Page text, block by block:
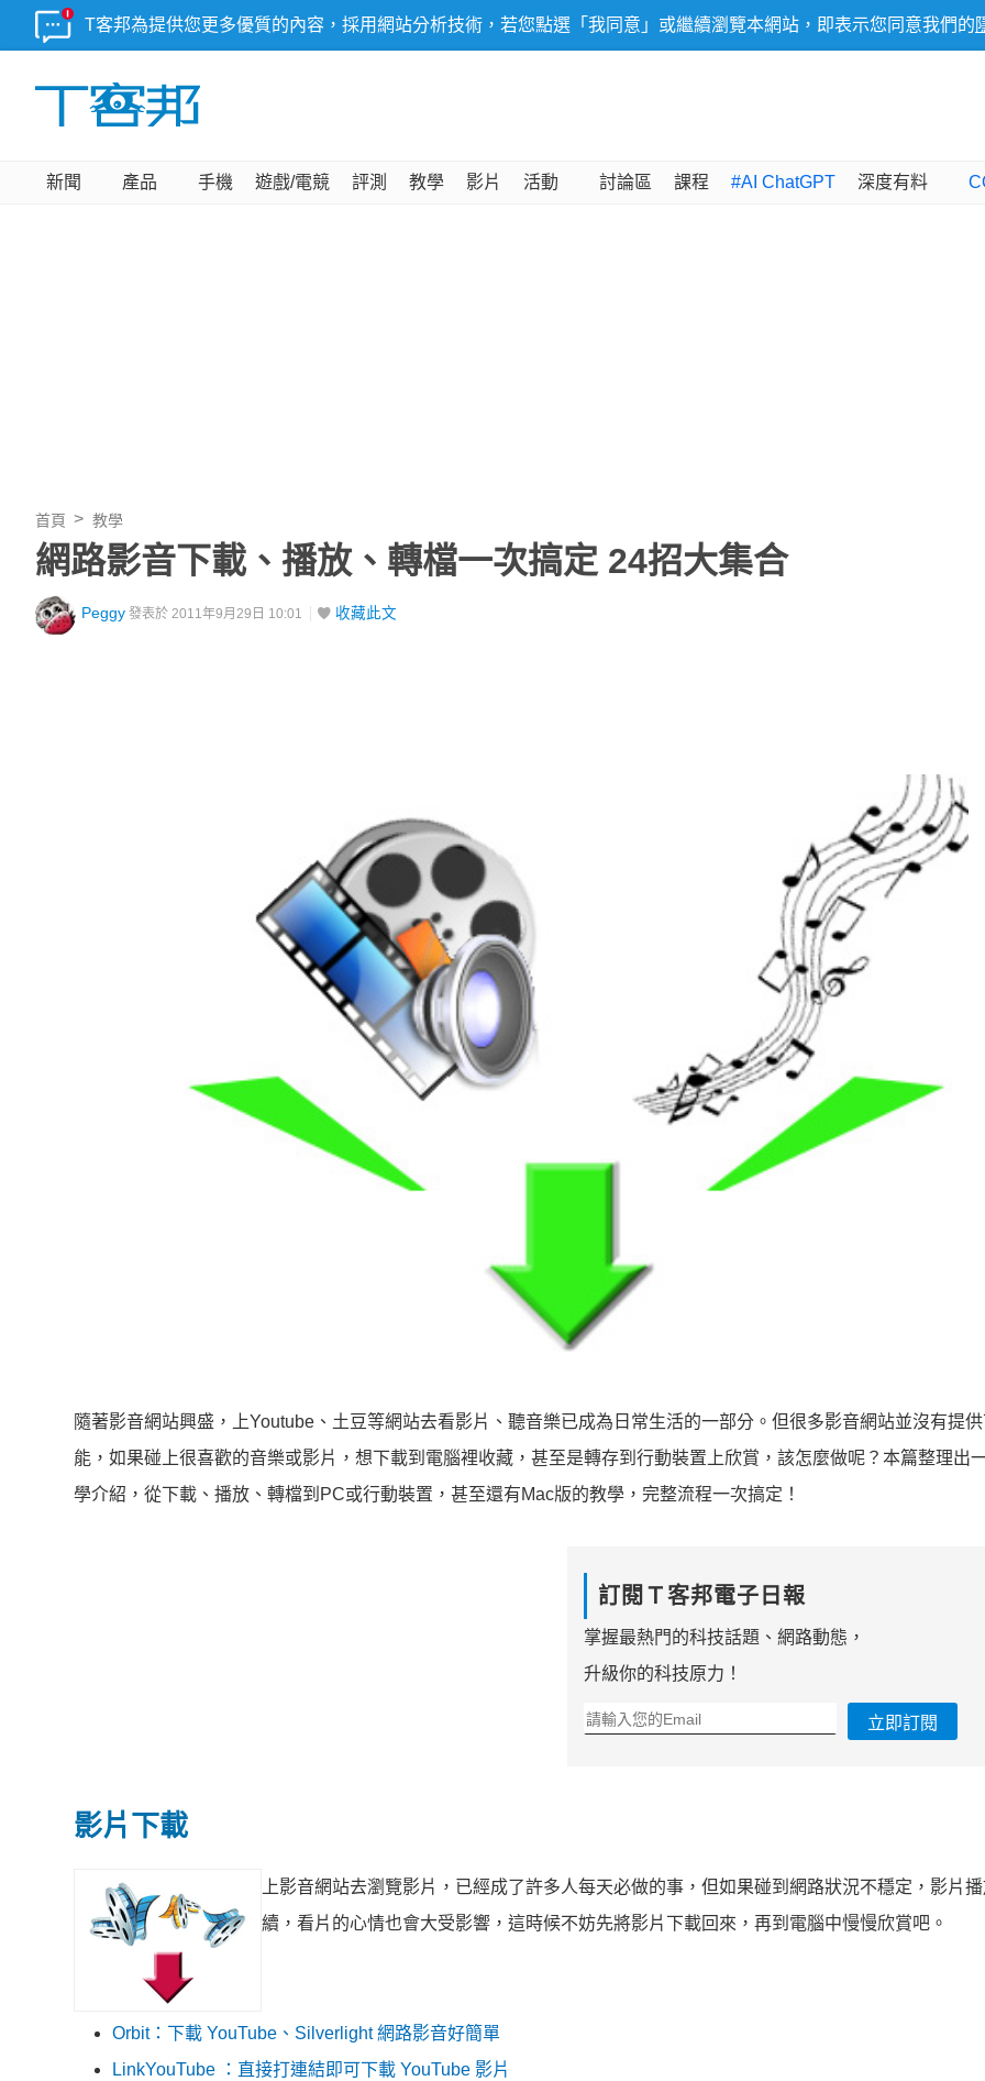
T客邦為提供您更多優質的內容，採用網站分析技術，若您點選「我同意」或繼續瀏覽本網站，即表示您同意我們的
新聞 產品 手機 遊戲/電競 評測 教學 影片 活動 討論區 課程 #AI ChatGPT 深度有料
首頁 教學
網路影音下載、播放、轉檔一次搞定 24招大集合
Peggy 發表於 2011年9月29日 10:01 收藏此文
隨著影音網站興盛，上Youtube、土豆等網站去看影片、聽音樂已成為日常生活的一部分。但很多影音網站並沒有提
能，如果碰上很喜歡的音樂或影片，想下載到電腦裡收藏，甚至是轉存到行動裝置上欣賞，該怎麼做呢？本篇整理出
學介紹，從下載、播放、轉檔到PC或行動裝置，甚至還有Mac版的教學，完整流程一次搞定！
訂閱Ｔ客邦電子日報
掌握最熱門的科技話題、網路動態，
升級你的科技原力！
立即訂閱
影片下載
上影音網站去瀏覽影片，已經成了許多人每天必做的事，但如果碰到網路狀況不穩定，影片
續，看片的心情也會大受影響，這時候不妨先將影片下載回來，再到電腦中慢慢欣賞吧。
Orbit：下載 YouTube、Silverlight 網路影音好簡單
LinkYouTube ：直接打連結即可下載 YouTube 影片